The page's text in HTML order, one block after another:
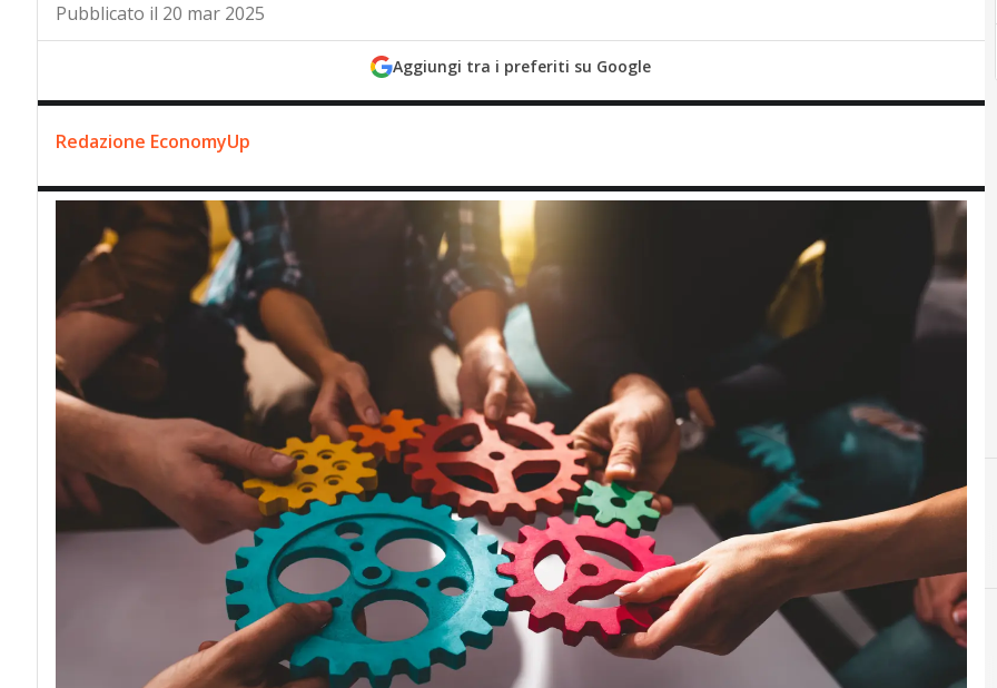
Pubblicato il 20 mar 2025
Aggiungi tra i preferiti su Google
Redazione EconomyUp